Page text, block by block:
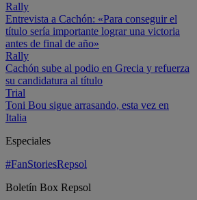
Rally
Entrevista a Cachón: «Para conseguir el
título sería importante lograr una victoria
antes de final de año»
Rally
Cachón sube al podio en Grecia y refuerza
su candidatura al título
Trial
Toni Bou sigue arrasando, esta vez en
Italia
Especiales
#FanStoriesRepsol
Boletín Box Repsol